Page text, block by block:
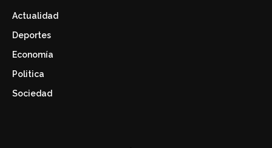
Actualidad
Deportes
Economía
Politica
Sociedad